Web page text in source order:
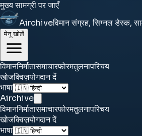
मुख्य सामग्री पर जाएँ
Airchiveविमान संग्रह, सिग्नल डेस्क,
मेनू खोलें
विमाननिर्मातासमाचारफोरमतुलनापरिचय
खोजक्विज़योगदान दें
भाषा
Airchive
विमाननिर्मातासमाचारफोरमतुलनापरिचय
खोजक्विज़योगदान दें
भाषा